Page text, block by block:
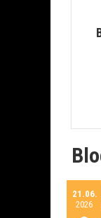
21.06.
2026